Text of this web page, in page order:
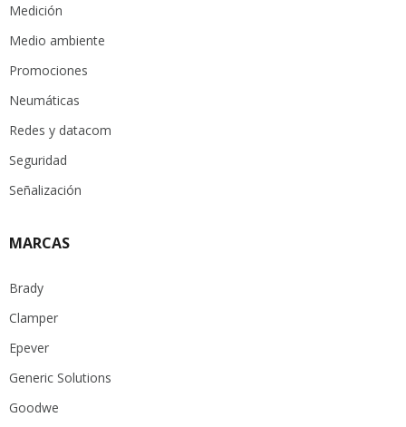
Medición
Medio ambiente
Promociones
Neumáticas
Redes y datacom
Seguridad
Señalización
MARCAS
Brady
Clamper
Epever
Generic Solutions
Goodwe